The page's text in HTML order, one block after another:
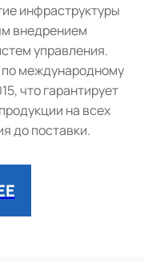
инфраструктуры
внедрением
управления.
международному
что гарантирует
на всех
до поставки.